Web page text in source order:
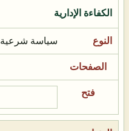
الكفاءة الإدارية
سياسة شرعية